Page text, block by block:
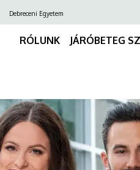
Debreceni Egyetem
RÓLUNK JÁRÓBETEG